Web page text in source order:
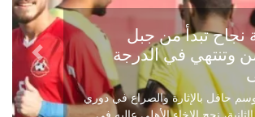
نجاح تبدأ من جبل
وتنتهي في الدرجة
حافل بالإثارة والصراع في دوري
Next